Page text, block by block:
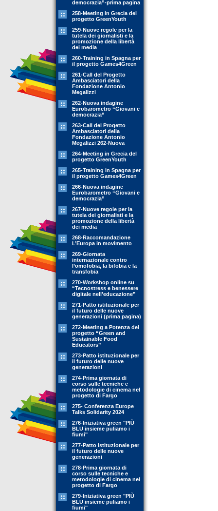
democrazia”-prima pagina
258-Meeting in Grecia del
progetto GreenYouth
259-Nuove regole per la
tutela dei giornalisti e la
promozione della libertà
dei media
260-Training in Spagna per
il progetto Games4Green
261-Call del Progetto
Ambasciatori della
Fondazione Antonio
Megalizzi
262-Nuova indagine
Eurobarometro “Giovani e
democrazia”
263-Call del Progetto
Ambasciatori della
Fondazione Antonio
Megalizzi 262-Nuova
264-Meeting in Grecia del
progetto GreenYouth
265-Training in Spagna per
il progetto Games4Green
266-Nuova indagine
Eurobarometro “Giovani e
democrazia”
267-Nuove regole per la
tutela dei giornalisti e la
promozione della libertà
dei media
268-Raccomandazione
L’Europa in movimento
269-Giornata
internazionale contro
l’omofobia, la bifobia e la
transfobia
270-Workshop online su
“Tecnostress e benessere
digitale nell’educazione”
271-Patto istituzionale per
il futuro delle nuove
generazioni (prima pagina)
272-Meeting a Potenza del
progetto “Green and
Sustainable Food
Educators”
273-Patto istituzionale per
il futuro delle nuove
generazioni
274-Prima giornata di
corso sulle tecniche e
metodologie di cinema nel
progetto di Fargo
275- Conferenza Europe
Talks Solidarity 2024
276-Iniziativa green "PIÙ
BLU insieme puliamo i
fiumi"
277-Patto istituzionale per
il futuro delle nuove
generazioni
278-Prima giornata di
corso sulle tecniche e
metodologie di cinema nel
progetto di Fargo
279-Iniziativa green "PIÙ
BLU insieme puliamo i
fiumi"